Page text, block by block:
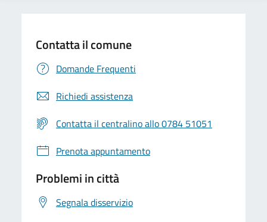
Contatta il comune
Domande Frequenti
Richiedi assistenza
Contatta il centralino allo 0784 51051
Prenota appuntamento
Problemi in città
Segnala disservizio